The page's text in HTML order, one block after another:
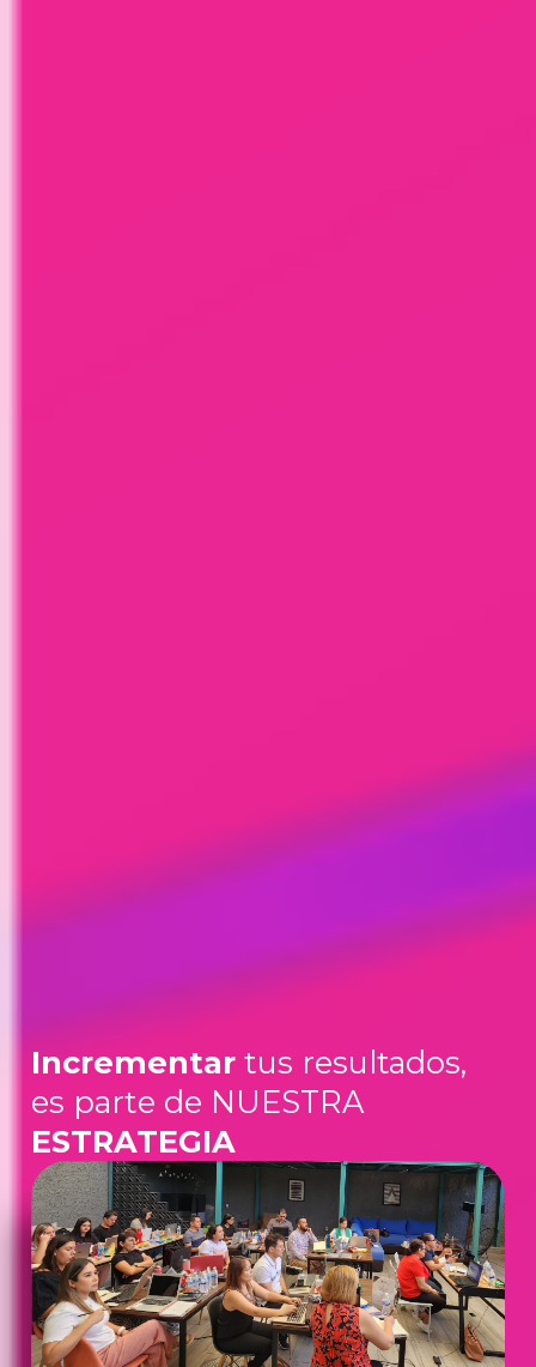
Incrementar tus resultados,
es parte de NUESTRA
ESTRATEGIA